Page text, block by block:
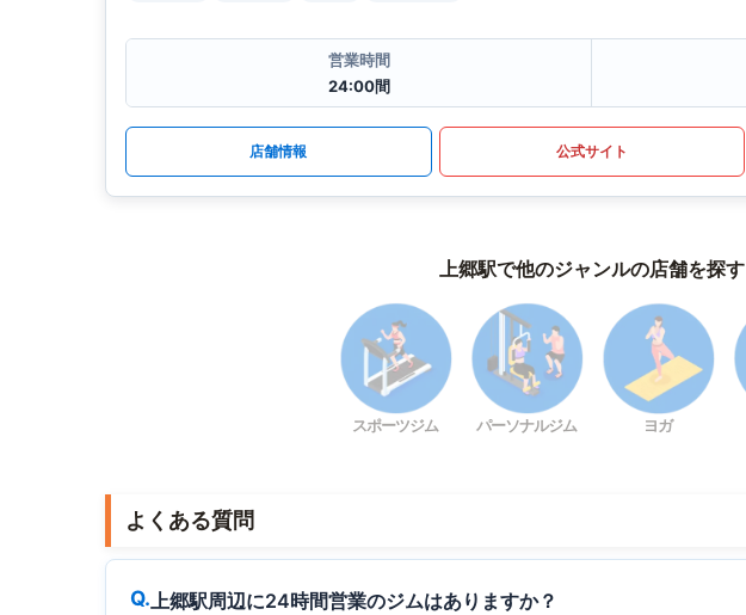
営業時間
24:00間
店舗情報 公式サイト
上郷駅で他のジャンルの店舗を探す
スポーツジム パーソナルジム ヨガ
よくある質問
上郷駅周辺に24時間営業のジムはありますか？